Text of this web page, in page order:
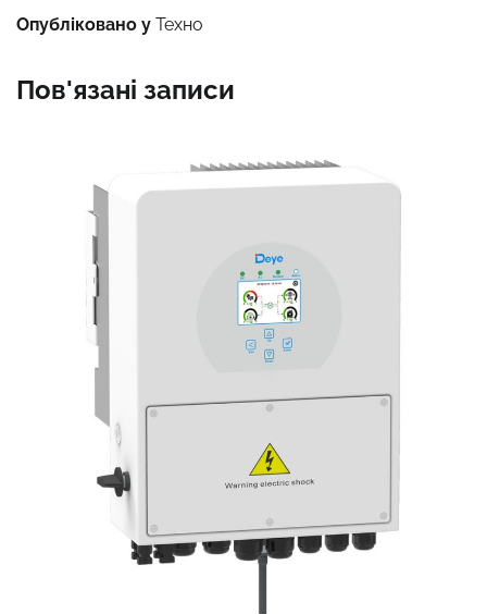
Опубліковано у Техно
Пов'язані записи